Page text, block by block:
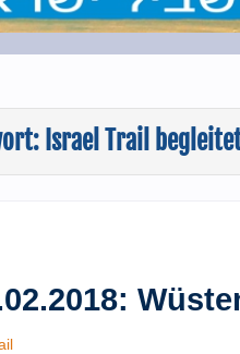
Israel Trail